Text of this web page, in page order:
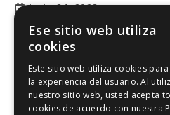
junio 24, 2023
No puedes ver esta unidad
Ese sitio web utiliza
cookies
Este sitio web utiliza cookies
la experiencia del usuario. Al
nuestro sitio web, usted acepta
cookies de acuerdo con nuestra